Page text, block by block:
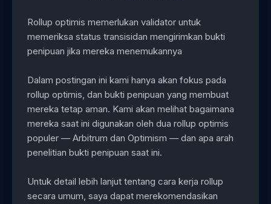
Rollup optimis memerlukan validator untuk
memeriksa status transisidan mengirimkan bukti
penipuan jika mereka menemukannya
Dalam postingan ini kami hanya akan fokus pada
rollup optimis, dan bukti penipuan yang membuat
mereka tetap aman. Kami akan melihat bagaimana
mereka saat ini digunakan oleh dua rollup optimis
populer — Arbitrum dan Optimism — dan apa arah
penelitian bukti penipuan saat ini.
Untuk detail lebih lanjut tentang cara kerja rollup
secara umum, saya dapat merekomendasikan